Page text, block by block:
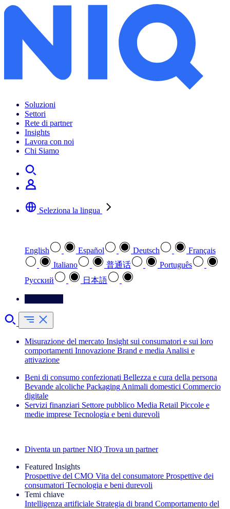
Soluzioni
Settori
Rete di partner
Insights
Lavora con noi
Chi Siamo
Seleziona la lingua
English Español Deutsch
Français
Italiano
普通话
Português
Pусский
日本語
Misurazione del mercato Insight sui consumatori e sui loro
comportamenti Innovazione Brand e media Analisi e
attivazione
Beni di consumo confezionati Bellezza e cura della persona
Bevande alcoliche Packaging Animali domestici Commercio
digitale
Servizi finanziari Settore pubblico Media Retail Piccole e
medie imprese Tecnologia e beni durevoli
Diventa un partner NIQ Trova un partner
Featured Insights
Prospettive del CMO Vita del consumatore Prospettive dei
consumatori Tecnologia e beni durevoli
Temi chiave
Intelligenza artificiale Strategia di brand Comportamento del